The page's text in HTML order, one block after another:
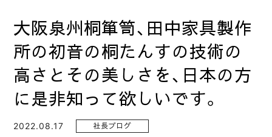
大阪泉州桐箪笥、田中家具製作
所の初音の桐たんすの技術の
高さとその美しさを、日本の方
に是非知って欲しいです。
2022.08.17 社長ブログ